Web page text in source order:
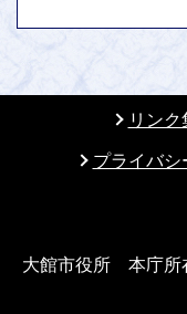
リンク
プライバシ
大館市役所 本庁